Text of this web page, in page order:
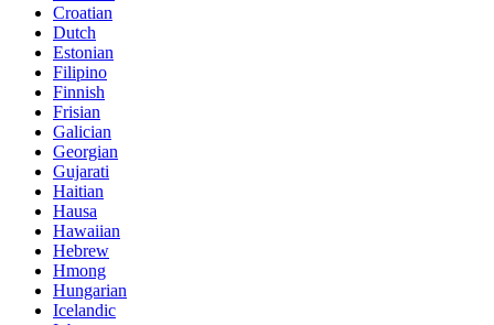
Croatian
Dutch
Estonian
Filipino
Finnish
Frisian
Galician
Georgian
Gujarati
Haitian
Hausa
Hawaiian
Hebrew
Hmong
Hungarian
Icelandic